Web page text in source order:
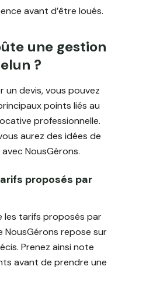
avant d’être loués.
une gestion
?
un devis, vous pouvez
points liés au
professionnelle.
aurez des idées de
NousGérons.
proposés par
les tarifs proposés par
NousGérons repose sur
Prenez ainsi note
avant de prendre une